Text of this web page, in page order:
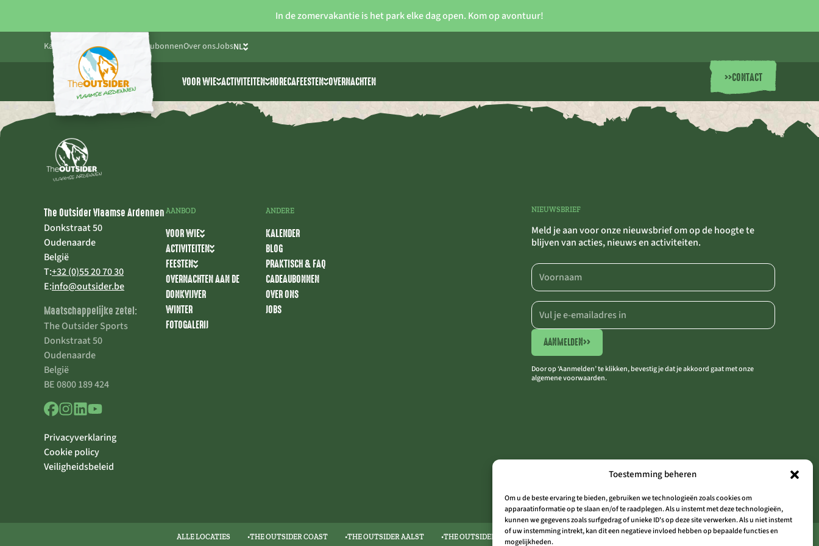
Toestemming beheren
Om u de beste ervaring te bieden, gebruiken we technologieën zoals cookies om
apparaatinformatie op te slaan en/of te raadplegen. Als u instemt met deze technologieën,
kunnen we gegevens zoals surfgedrag of unieke ID's op deze site verwerken. Als u niet instemt
of uw instemming intrekt, kan dit een negatieve invloed hebben op bepaalde functies en
mogelijkheden.
In de zomervakantie is het park elke dag open. Kom op avontuur!
Kalender BlogPraktisch CadeaubonnenOver onsJobsNL
FR
EN
VOOR WIE
Friends & Family
ACTIVITEITEN
Alle activiteiten
Cablepark >> waterski
HORECAFEESTEN
Vrijgezellenfeesten
Verjaardagsfeestjes voor kids
OVERNACHTEN >>CONTACT
The Outsider Vlaamse Ardennen
Donkstraat 50
Oudenaarde
België
T:+32 (0)55 20 70 30
E:info@outsider.be
Maatschappelijke zetel:
The Outsider Sports
Donkstraat 50
Oudenaarde
België
BE 0800 189 424
Privacyverklaring
Cookie policy
Veiligheidsbeleid
AANBOD
VOOR WIE
ACTIVITEITEN
FEESTEN
OVERNACHTEN AAN DE
DONKVIJVER
WINTER
FOTOGALERIJ
ANDERE
KALENDER
BLOG
PRAKTISCH & FAQ
CADEAUBONNEN
OVER ONS
JOBS
NIEUWSBRIEF
Meld je aan voor onze nieuwsbrief om op de hoogte te
blijven van acties, nieuws en activiteiten.
Door op ‘Aanmelden’ te klikken, bevestig je dat je akkoord gaat met onze
algemene voorwaarden.
AANMELDEN>>
ALLE LOCATIES THE OUTSIDER COAST THE OUTSIDER AALST THE OUTSIDER LIMBURG THE OUTSIDER ARDENNEN